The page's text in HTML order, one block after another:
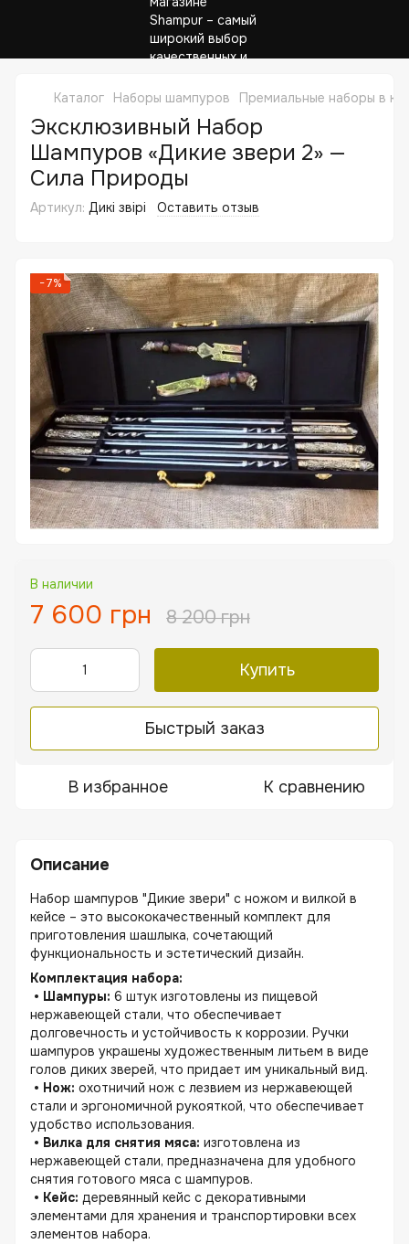
Каталог Наборы шампуров Премиальные наборы в
Эксклюзивный Набор
Шампуров «Дикие звери 2» —
Сила Природы
Артикул: Дикі звірі Оставить отзыв
−7%
В наличии
7 600 грн 8 200 грн
Купить
Быстрый заказ
В избранное К сравнению
Описание
Набор шампуров "Дикие звери" с ножом и вилкой в ​​
кейсе – это высококачественный комплект для
приготовления шашлыка, сочетающий
функциональность и эстетический дизайн.
Комплектация набора:
• Шампуры: 6 штук изготовлены из пищевой
нержавеющей стали, что обеспечивает
долговечность и устойчивость к коррозии. Ручки
шампуров украшены художественным литьем в виде
голов диких зверей, что придает им уникальный вид.
• Нож: охотничий нож с лезвием из нержавеющей
стали и эргономичной рукояткой, что обеспечивает
удобство использования.
• Вилка для снятия мяса: изготовлена ​​из
нержавеющей стали, предназначена для удобного
снятия готового мяса с шампуров.
• Кейс: деревянный кейс с декоративными
элементами для хранения и транспортировки всех
элементов набора.